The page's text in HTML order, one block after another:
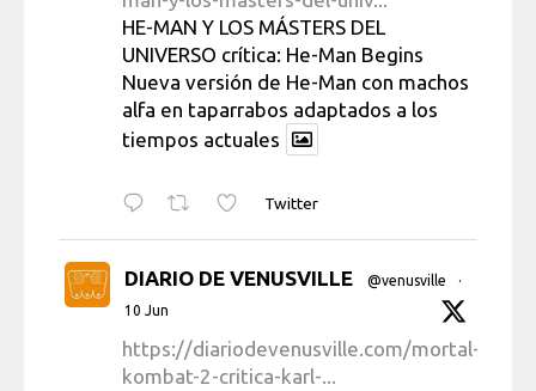
HE-MAN Y LOS MÁSTERS DEL
UNIVERSO crítica: He-Man Begins
Nueva versión de He-Man con machos
alfa en taparrabos adaptados a los
tiempos actuales
Twitter
DIARIO DE VENUSVILLE @venusville
·
10 Jun
https://diariodevenusville.com/mortal-
kombat-2-critica-karl-...